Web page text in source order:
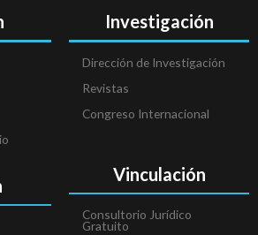
Investigación
Dirección de Investigación
Revistas
Congreso Internacional
Vinculación
Consultorio Jurídico
Gratuito